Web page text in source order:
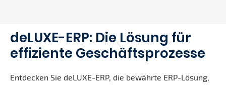
deLUXE-ERP: Die Lösung für
effiziente Geschäftsprozesse
Entdecken Sie deLUXE-ERP, die bewährte ERP-Lösung,